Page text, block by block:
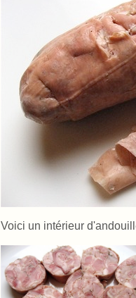
Voici un intérieur